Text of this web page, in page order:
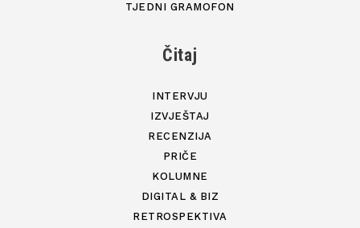
TJEDNI GRAMOFON
Čitaj
INTERVJU
IZVJEŠTAJ
RECENZIJA
PRIČE
KOLUMNE
DIGITAL & BIZ
RETROSPEKTIVA